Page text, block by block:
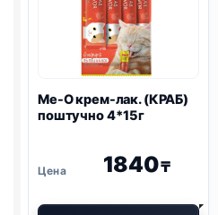
Me-O крем-лак. (КРАБ)
поштучно 4*15г
1840₸